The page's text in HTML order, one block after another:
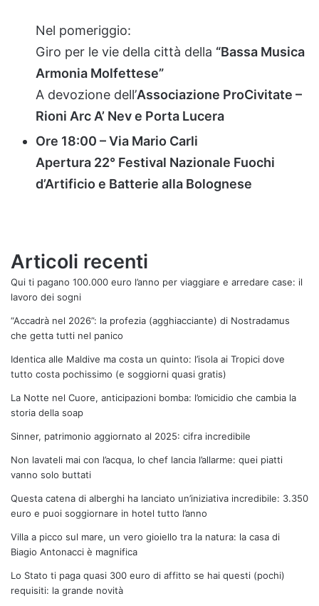
Nel pomeriggio:
Giro per le vie della città della “Bassa Musica
Armonia Molfettese”
A devozione dell’Associazione ProCivitate –
Rioni Arc A’ Neve Porta Lucera
Ore 18:00 –Via Mario Carli
Apertura 22° Festival Nazionale Fuochi
d’Artificio e Batterie alla Bolognese
Articoli recenti
Qui ti pagano 100.000 euro l’anno per viaggiare e arredare case: il
lavoro dei sogni
“Accadrà nel 2026”: la profezia (agghiacciante) di Nostradamus
che getta tutti nel panico
Identica alle Maldive ma costa un quinto: l’isola ai Tropici dove
tutto costa pochissimo (e soggiorni quasi gratis)
La Notte nel Cuore, anticipazioni bomba: l’omicidio che cambia la
storia della soap
Sinner, patrimonio aggiornato al 2025: cifra incredibile
Non lavateli mai con l’acqua, lo chef lancia l’allarme: quei piatti
vanno solo buttati
Questa catena di alberghi ha lanciato un’iniziativa incredibile: 3.350
euro e puoi soggiornare in hotel tutto l’anno
Villa a picco sul mare, un vero gioiello tra la natura: la casa di
Biagio Antonacci è magnifica
Lo Stato ti paga quasi 300 euro di affitto se hai questi (pochi)
requisiti: la grande novità